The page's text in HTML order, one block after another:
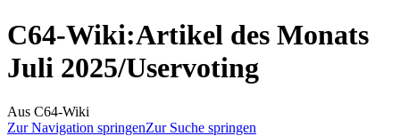
C64-Wiki:Artikel des Monats
Juli 2025/Uservoting
Aus C64-Wiki
Zur Navigation springenZur Suche springen